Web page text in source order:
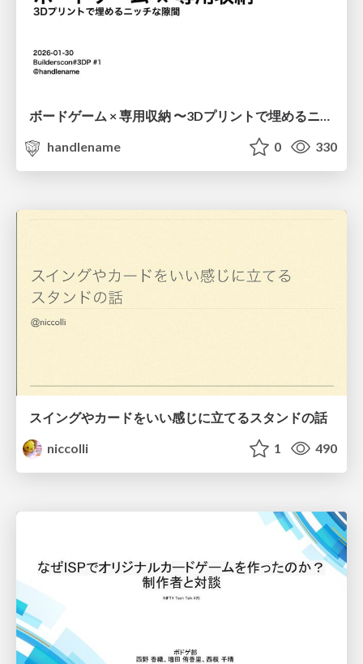
handlename
0 330
スイングやカードをいい感じに立てるスタンドの話
niccolli
1 490